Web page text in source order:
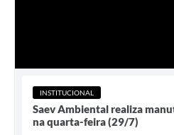
INSTITUCIONAL
Saev Ambiental realiza
na quarta-feira (29/7)